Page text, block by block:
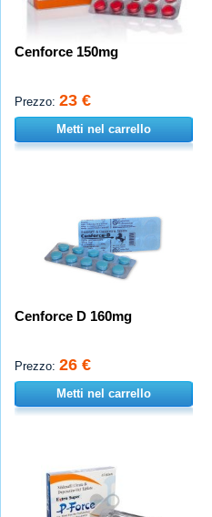
Cenforce 150mg
Prezzo: 23 €
Metti nel carrello
Cenforce D 160mg
Prezzo: 26 €
Metti nel carrello